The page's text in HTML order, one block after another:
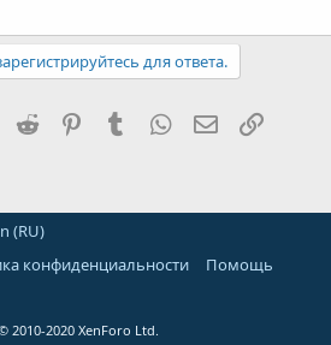
для ответа.
Reddit PinterestTumblr WhatsApp Ссылка
(RU)
конфиденциальности
Помощь
2010-2020 XenForo Ltd.